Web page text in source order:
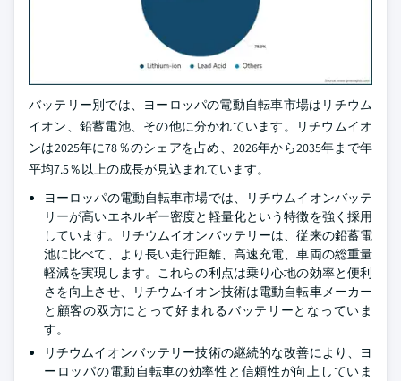
バッテリー別では、ヨーロッパの電動自転車市場はリチウム
イオン、鉛蓄電池、その他に分かれています。リチウムイオ
ンは2025年に78％のシェアを占め、2026年から2035年まで年
平均7.5％以上の成長が見込まれています。
ヨーロッパの電動自転車市場では、リチウムイオンバッテ
リーが高いエネルギー密度と軽量化という特徴を強く採用
しています。リチウムイオンバッテリーは、従来の鉛蓄電
池に比べて、より長い走行距離、高速充電、車両の総重量
軽減を実現します。これらの利点は乗り心地の効率と便利
さを向上させ、リチウムイオン技術は電動自転車メーカー
と顧客の双方にとって好まれるバッテリーとなっていま
す。
リチウムイオンバッテリー技術の継続的な改善により、ヨ
ーロッパの電動自転車の効率性と信頼性が向上していま